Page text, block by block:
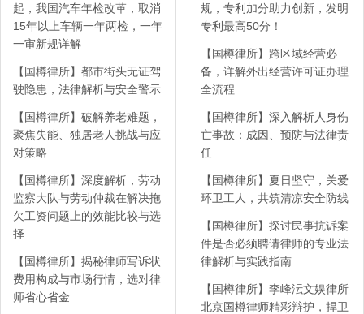
起，我国汽车年检改革，取消
15年以上车辆一年两检，一年
一审新规详解
【国樽律所】都市街头无证驾
驶隐患，法律解析与安全警示
【国樽律所】破解养老难题，
聚焦失能、独居老人挑战与应
对策略
【国樽律所】深度解析，劳动
监察大队与劳动仲裁在解决拖
欠工资问题上的效能比较与选
择
【国樽律所】揭秘律师写诉状
费用构成与市场行情，选对律
师省心省金
规，专利加分助力创新，发明
专利最高50分！
【国樽律所】跨区域经营必
备，详解外出经营许可证办理
全流程
【国樽律所】深入解析人身伤
亡事故：成因、预防与法律责
任
【国樽律所】夏日坚守，关爱
环卫工人，共筑清凉安全防线
【国樽律所】探讨民事抗诉案
件是否必须聘请律师的专业法
律解析与实践指南
【国樽律所】李峰沄文娱律所
北京国樽律师精彩辩护，捍卫